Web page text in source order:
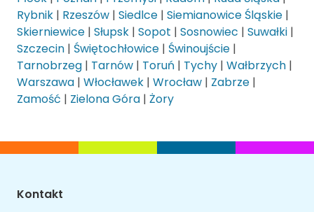
Rybnik | Rzeszów | Siedlce | Siemianowice Śląskie |
Skierniewice | Słupsk | Sopot | Sosnowiec | Suwałki |
Szczecin | Świętochłowice | Świnoujście |
Tarnobrzeg | Tarnów | Toruń | Tychy | Wałbrzych |
Warszawa | Włocławek | Wrocław | Zabrze |
Zamość | Zielona Góra | Żory
Kontakt